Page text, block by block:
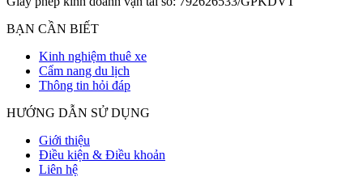
BẠN CẦN BIẾT
Kinh nghiệm thuê xe
Cẩm nang du lịch
Thông tin hỏi đáp
HƯỚNG DẪN SỬ DỤNG
Giới thiệu
Điều kiện & Điều khoản
Liên hệ